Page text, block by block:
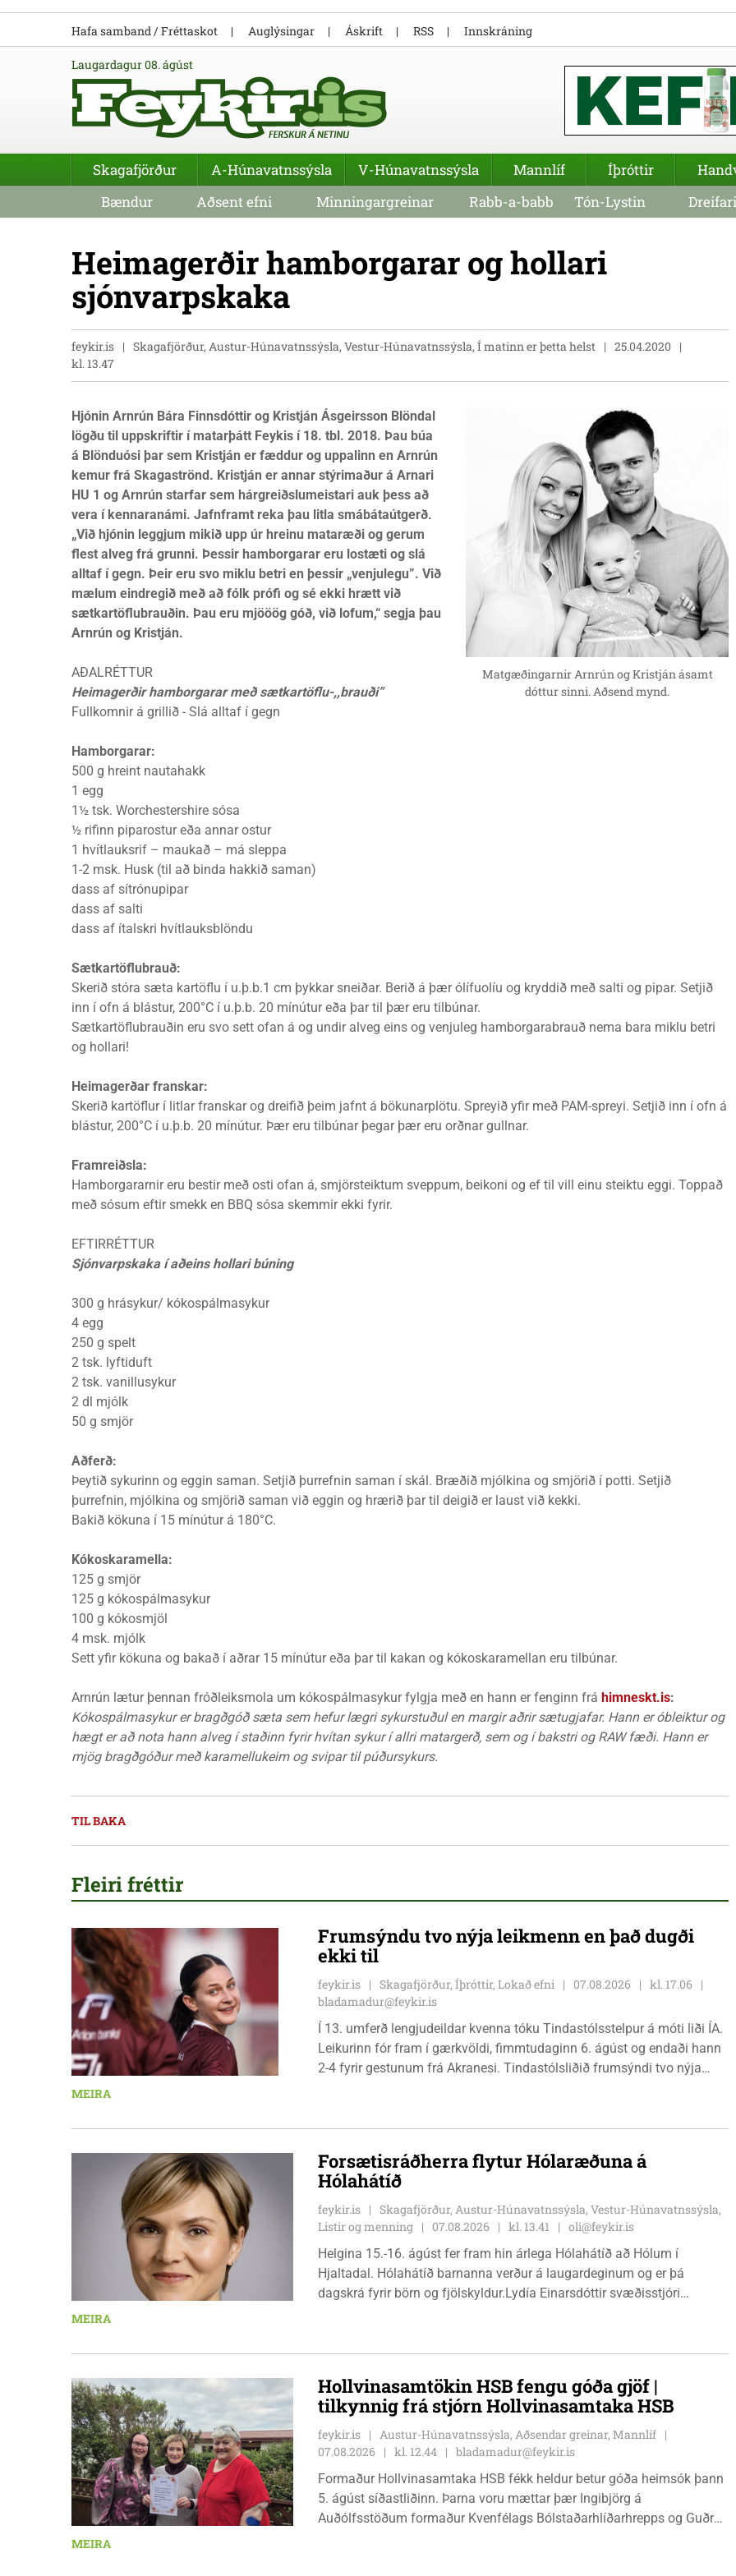
laugardagur 08. ágúst
Heimagerðir hamborgarar og hollari
sjónvarpskaka
feykir.is Skagafjörður, Austur-Húnavatnssýsla, Vestur-Húnavatnssýsla, Í matinn er þetta helst
25.04.2020
kl. 13.47
Matgæðingarnir Arnrún og Kristján ásamt
dóttur sinni. Aðsend mynd.
Hjónin Arnrún Bára Finnsdóttir og Kristján Ásgeirsson Blöndal
lögðu til uppskriftir í matarþátt Feykis í 18. tbl. 2018. Þau búa
á Blönduósi þar sem Kristján er fæddur og uppalinn en Arnrún
kemur frá Skagaströnd. Kristján er annar stýrimaður á Arnari
HU 1 og Arnrún starfar sem hárgreiðslumeistari auk þess að
vera í kennaranámi. Jafnframt reka þau litla smábátaútgerð.
„Við hjónin leggjum mikið upp úr hreinu mataræði og gerum
flest alveg frá grunni. Þessir hamborgarar eru lostæti og slá
alltaf í gegn. Þeir eru svo miklu betri en þessir „venjulegu”. Við
mælum eindregið með að fólk prófi og sé ekki hrætt við
sætkartöflubrauðin. Þau eru mjööög góð, við lofum,“ segja þau
Arnrún og Kristján.
AÐALRÉTTUR
Heimagerðir hamborgarar með sætkartöflu-,,brauði”
Fullkomnir á grillið - Slá alltaf í gegn
Hamborgarar:
500 g hreint nautahakk
1 egg
1½ tsk. Worchestershire sósa
½ rifinn piparostur eða annar ostur
1 hvítlauksrif – maukað – má sleppa
1-2 msk. Husk (til að binda hakkið saman)
dass af sítrónupipar
dass af salti
dass af ítalskri hvítlauksblöndu
Sætkartöflubrauð:
Skerið stóra sæta kartöflu í u.þ.b.1 cm þykkar sneiðar. Berið á þær ólífuolíu og kryddið með salti og pipar. Setjið
inn í ofn á blástur, 200°C í u.þ.b. 20 mínútur eða þar til þær eru tilbúnar.
Sætkartöflubrauðin eru svo sett ofan á og undir alveg eins og venjuleg hamborgarabrauð nema bara miklu betri
og hollari!
Heimagerðar franskar:
Skerið kartöflur í litlar franskar og dreifið þeim jafnt á bökunarplötu. Spreyið yfir með PAM-spreyi. Setjið inn í ofn á
blástur, 200°C í u.þ.b. 20 mínútur. Þær eru tilbúnar þegar þær eru orðnar gullnar.
Framreiðsla:
Hamborgararnir eru bestir með osti ofan á, smjörsteiktum sveppum, beikoni og ef til vill einu steiktu eggi. Toppað
með sósum eftir smekk en BBQ sósa skemmir ekki fyrir.
EFTIRRÉTTUR
Sjónvarpskaka í aðeins hollari búning
300 g hrásykur/ kókospálmasykur
4 egg
250 g spelt
2 tsk. lyftiduft
2 tsk. vanillusykur
2 dl mjólk
50 g smjör
Aðferð:
Þeytið sykurinn og eggin saman. Setjið þurrefnin saman í skál. Bræðið mjólkina og smjörið í potti. Setjið
þurrefnin, mjólkina og smjörið saman við eggin og hrærið þar til deigið er laust við kekki.
Bakið kökuna í 15 mínútur á 180°C.
Kókoskaramella:
125 g smjör
125 g kókospálmasykur
100 g kókosmjöl
4 msk. mjólk
Sett yfir kökuna og bakað í aðrar 15 mínútur eða þar til kakan og kókoskaramellan eru tilbúnar.
Arnrún lætur þennan fróðleiksmola um kókospálmasykur fylgja með en hann er fenginn frá himneskt.is:
Kókospálmasykur er bragðgóð sæta sem hefur lægri sykurstuðul en margir aðrir sætugjafar. Hann er óbleiktur og
hægt er að nota hann alveg í staðinn fyrir hvítan sykur í allri matargerð, sem og í bakstri og RAW fæði. Hann er
mjög bragðgóður með karamellukeim og svipar til púðursykurs.
TIL BAKA
Fleiri fréttir
Frumsýndu tvo nýja leikmenn en það dugði
ekki til
feykir.is Skagafjörður, Íþróttir, Lokað efni 07.08.2026
kl. 17.06
bladamadur@feykir.is
Í 13. umferð lengjudeildar kvenna tóku Tindastólsstelpur á móti liði ÍA.
Leikurinn fór fram í gærkvöldi, fimmtudaginn 6. ágúst og endaði hann
2-4 fyrir gestunum frá Akranesi. Tindastólsliðið frumsýndi tvo nýja
MEIRA
Forsætisráðherra flytur Hólaræðuna á
Hólahátíð
feykir.is
Skagafjörður, Austur-Húnavatnssýsla, Vestur-Húnavatnssýsla,
Listir og menning
07.08.2026 kl. 13.41
oli@feykir.is
Helgina 15.-16. ágúst fer fram hin árlega Hólahátíð að Hólum í
Hjaltadal. Hólahátíð barnanna verður á laugardeginum og er þá
dagskrá fyrir börn og fjölskyldur.Lydía Einarsdóttir svæðisstjóri
MEIRA
Hollvinasamtökin HSB fengu góða gjöf |
tilkynnig frá stjórn Hollvinasamtaka HSB
feykir.is
Austur-Húnavatnssýsla, Aðsendar greinar, Mannlíf
07.08.2026
kl. 12.44
bladamadur@feykir.is
Formaður Hollvinasamtaka HSB fékk heldur betur góða heimsók þann
5. ágúst síðastliðinn. Þarna voru mættar þær Ingibjörg á
Auðólfsstöðum formaður Kvenfélags Bólstaðarhlíðarhrepps og Guðrún
MEIRA
Hafa samband / Fréttaskot Auglýsingar Áskrift RSS Innskráning
Skagafjörður A-Húnavatnssýsla V-Húnavatnssýsla Mannlíf Íþróttir
Bændur
Aðsent efni Minningargreinar Rabb-a-babb Tón-Lystin